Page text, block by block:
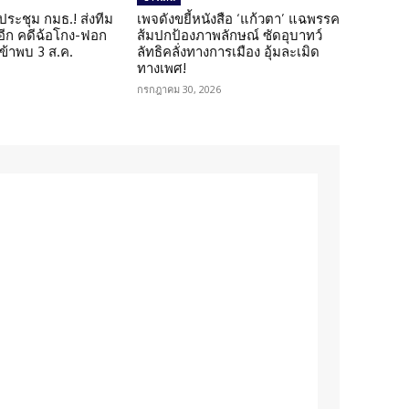
ระชุม กมธ.! ส่งทีม
ก คดีฉ้อโกง-ฟอก
าพบ 3 ส.ค.
เพจดังขยี้หนังสือ ‘แก้วตา’ แฉพรรค
ส้มปกป้องภาพลักษณ์ ซัดอุบาทว์
ลัทธิคลั่งทางการเมือง อุ้มละเมิด
ทางเพศ!
กรกฎาคม 30, 2026